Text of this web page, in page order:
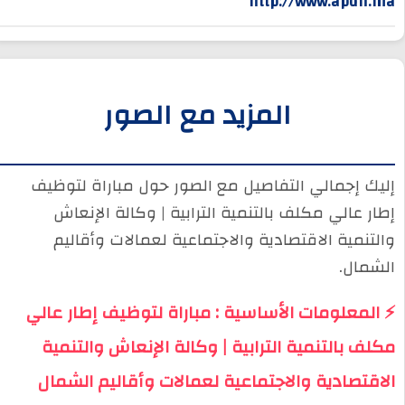
المزيد مع الصور
إليك إجمالي التفاصيل مع الصور حول مباراة لتوظيف
إطار عالي مكلف بالتنمية الترابية | وكالة الإنعاش
والتنمية الاقتصادية والاجتماعية لعمالات وأقاليم
الشمال.
⚡ المعلومات الأساسية : مباراة لتوظيف إطار عالي
مكلف بالتنمية الترابية | وكالة الإنعاش والتنمية
الاقتصادية والاجتماعية لعمالات وأقاليم الشمال